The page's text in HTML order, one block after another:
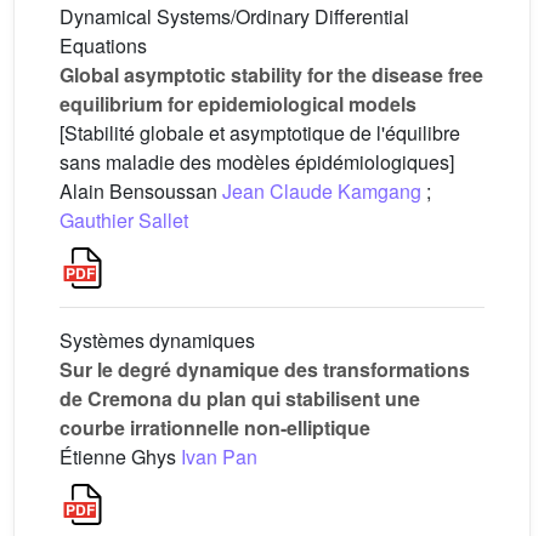
Dynamical Systems/Ordinary Differential
Equations
Global asymptotic stability for the disease free
equilibrium for epidemiological models
[Stabilité globale et asymptotique de l'équilibre
sans maladie des modèles épidémiologiques]
Alain Bensoussan Jean Claude Kamgang ;
Gauthier Sallet
Systèmes dynamiques
Sur le degré dynamique des transformations
de Cremona du plan qui stabilisent une
courbe irrationnelle non-elliptique
Étienne Ghys Ivan Pan